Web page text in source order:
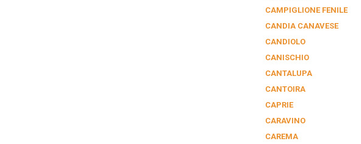
CAMPIGLIONE FENILE
CANDIA CANAVESE
CANDIOLO
CANISCHIO
CANTALUPA
CANTOIRA
CAPRIE
CARAVINO
CAREMA